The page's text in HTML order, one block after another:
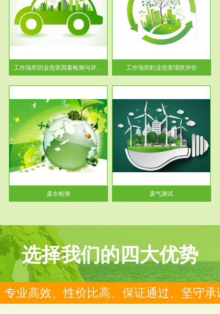
工作场所职业危害因素检测与评价...
工作场所职业危害现状评价
【现状评价意义】：具体因素---
-通过质谱分析等多种手段明确
工作场...
工作场所职业危害现状评价
废水检测
服务范围
废气测试
检测范围工业废气检测包括有机
废气和无机废气。有机废气主要
包括...
废气测试
选择我们的四大优势
专业高效、性价比高、保证通过、坚守承